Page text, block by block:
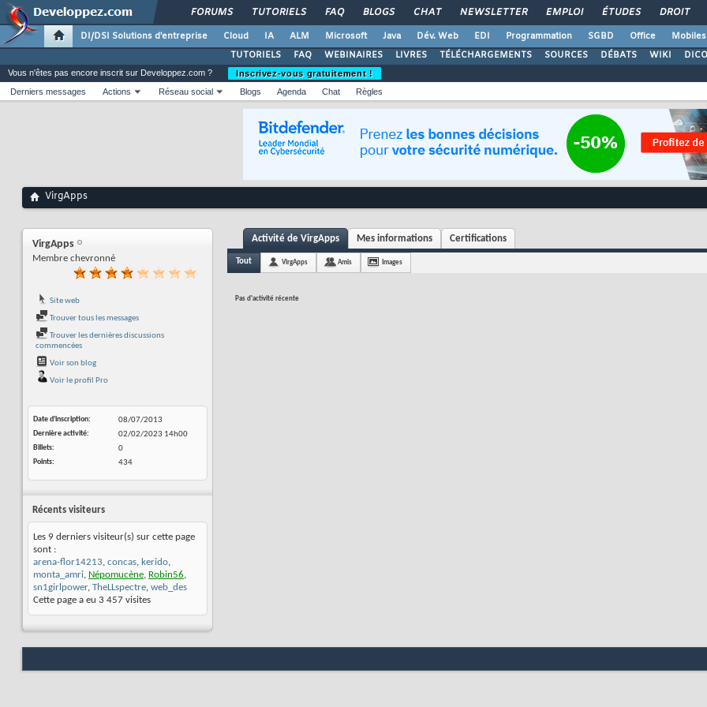
FORUMS TUTORIELS FAQ BLOGS CHAT NEWSLETTER EMPLOI ÉTUDES DROIT
DI/DSI Solutions d'entreprise Cloud IA ALM Microsoft Java Dév. Web EDI Programmation SGBD Office Mobiles
TUTORIELS
FAQ WEBINAIRES LIVRES TÉLÉCHARGEMENTS SOURCES DÉBATS WIKI DICO
Vous n'êtes pas encore inscrit sur Developpez.com ?
Inscrivez-vous gratuitement !
Derniers messages
Actions Réseau social Blogs Agenda Chat Règles
VirgApps
VirgApps
Membre chevronné
Site web
Trouver tous les messages
Trouver les dernières discussions
commencées
Voir son blog
Voir le profil Pro
Date d'inscription
08/07/2013
Dernière activité
02/02/2023 14h00
Billets
0
Points
434
Récents visiteurs
Les 9 derniers visiteur(s) sur cette page
sont :
arena-flor14213, concas, kerido,
monta_amri, Népomucène, Robin56,
sn1girlpower, TheLLspectre, web_des
Cette page a eu 3 457 visites
Activité de VirgApps Mes informations Certifications
Tout VirgApps Amis Images
Pas d'activité récente